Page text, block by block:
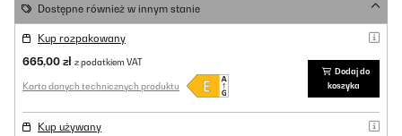
Dostępne również w innym stanie
Kup rozpakowany
665,00 zł z podatkiem VAT
Karta danych technicznych produktu
Dodaj do
koszyka
Kup używany